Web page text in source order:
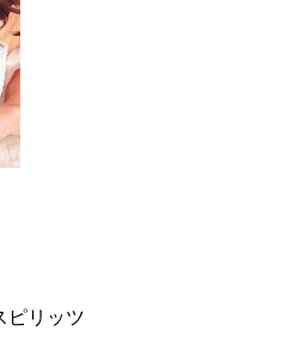
ピリッツ